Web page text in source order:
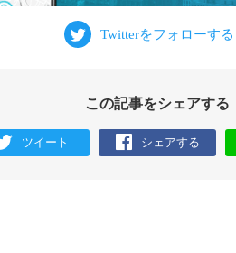
この記事をシェアする
ツイート シェアする